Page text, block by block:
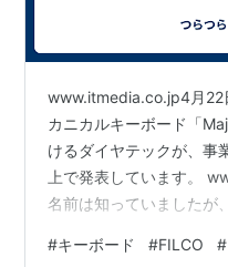
www.itmedia.co.jp4月22
カニカルキーボード「
けるダイヤテックが、事
上で発表しています。
名前は知っていましたが
で、残念ながらこの会社
#キーボード #FILCO #